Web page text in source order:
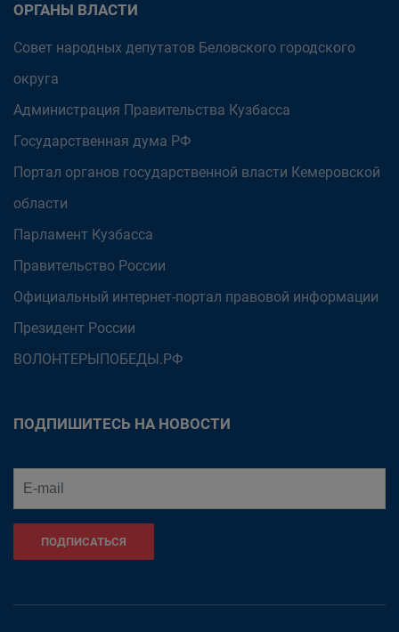
ОРГАНЫ ВЛАСТИ
Совет народных депутатов Беловского городского
округа
Администрация Правительства Кузбасса
Государственная дума РФ
Портал органов государственной власти Кемеровской
области
Парламент Кузбасса
Правительство России
Официальный интернет-портал правовой информации
Президент России
ВОЛОНТЕРЫПОБЕДЫ.РФ
ПОДПИШИТЕСЬ НА НОВОСТИ
ПОДПИСАТЬСЯ